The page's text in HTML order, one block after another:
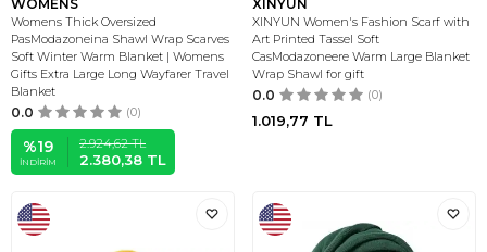
WOMENS
Womens Thick Oversized
PasModazoneina Shawl Wrap Scarves
Soft Winter Warm Blanket | Womens
Gifts Extra Large Long Wayfarer Travel
Blanket
0.0 (0)
%19
İNDIRIM
2.924,62TL
2.380,38 TL
XINYUN
XINYUN Women's Fashion Scarf with
Art Printed Tassel Soft
CasModazoneere Warm Large Blanket
Wrap Shawl for gift
0.0 (0)
1.019,77 TL